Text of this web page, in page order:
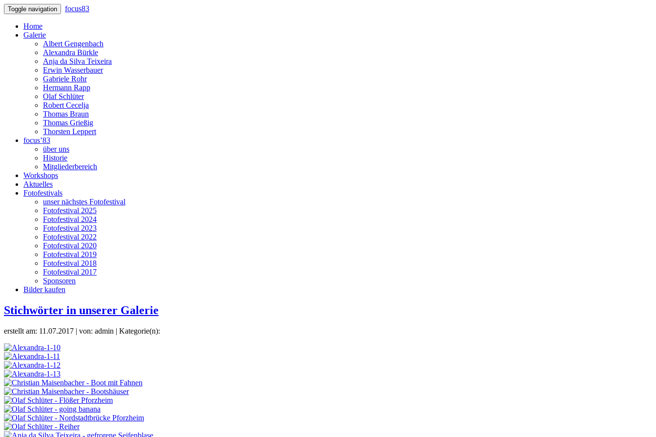
Toggle navigation focus83
Home
Galerie
Albert Gengenbach
Alexandra Bürkle
Anja da Silva Teixeira
Erwin Wasserbauer
Gabriele Rohr
Hermann Rapp
Olaf Schlüter
Robert Cecelja
Thomas Braun
Thomas Grießig
Thorsten Leppert
focus’83
über uns
Historie
Mitgliederbereich
Workshops
Aktuelles
Fotofestivals
unser nächstes Fotofestival
Fotofestival 2025
Fotofestival 2024
Fotofestival 2023
Fotofestival 2022
Fotofestival 2020
Fotofestival 2019
Fotofestival 2018
Fotofestival 2017
Sponsoren
Bilder kaufen
Stichwörter in unserer Galerie
erstellt am: 11.07.2017 | von: admin | Kategorie(n):